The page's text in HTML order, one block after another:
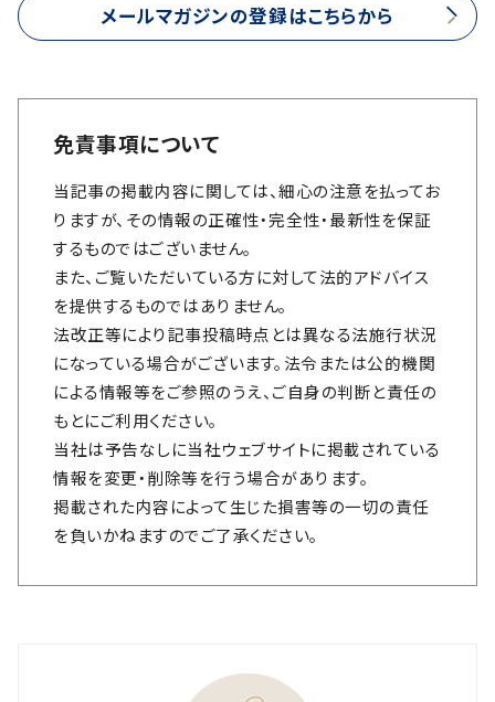
メールマガジンの登録はこちらから
免責事項について
当記事の掲載内容に関しては、細心の注意を払ってお
りますが、その情報の正確性・完全性・最新性を保証
するものではございません。
また、ご覧いただいている方に対して法的アドバイス
を提供するものではありません。
法改正等により記事投稿時点とは異なる法施行状況
になっている場合がございます。法令または公的機関
による情報等をご参照のうえ、ご自身の判断と責任の
もとにご利用ください。
当社は予告なしに当社ウェブサイトに掲載されている
情報を変更・削除等を行う場合があります。
掲載された内容によって生じた損害等の一切の責任
を負いかねますのでご了承ください。